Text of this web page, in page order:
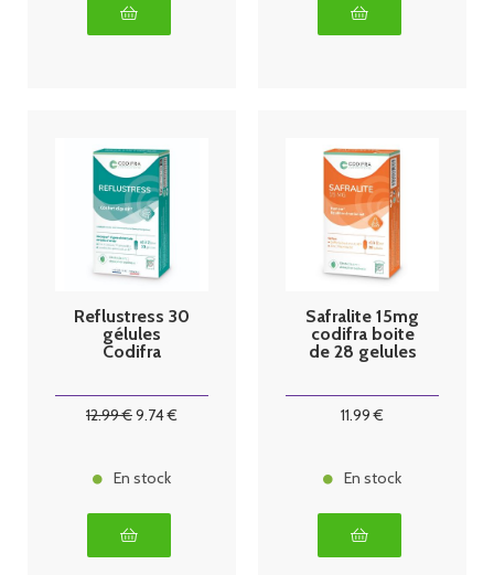
Reflustress 30
gélules
Codifra
12.99€9.74€
En stock
Safralite 15mg
codifra boite
de 28 gelules
11.99 €
En stock